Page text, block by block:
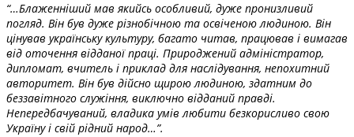
“…Блаженніший мав якийсь особливий, дуже пронизливий
погляд. Він був дуже різнобічною та освіченою людиною. Він
цінував українську культуру, багато читав, працював і вимагав
від оточення відданої праці. Природжений адміністратор,
дипломат, вчитель і приклад для наслідування, непохитний
авторитет. Він був дійсно щирою людиною, здатним до
беззавітного служіння, виключно відданий правді.
Непередбачуваний, владика умів любити безкорисливо свою
Україну і свій рідний народ…”.